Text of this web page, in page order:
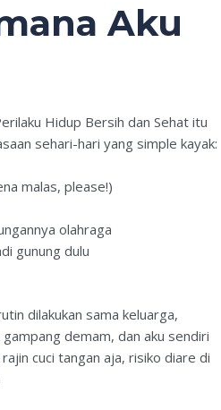
Aku
Hidup Bersih dan Sehat itu
sehari-hari yang simple kayak:
malas, please!)
olahraga
gunung dulu
dilakukan sama keluarga,
demam, dan aku sendiri
cuci tangan aja, risiko diare di